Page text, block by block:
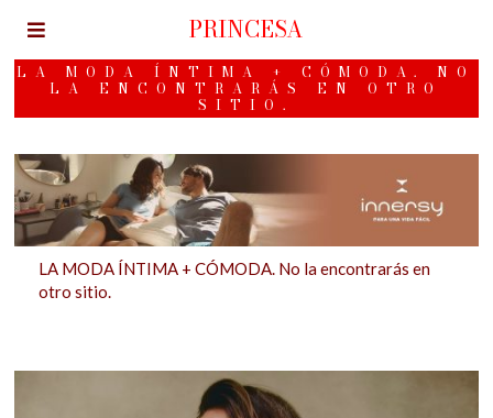
LA MODA ÍNTIMA + CÓMODA. NO
LA ENCONTRARÁS EN OTRO
SITIO.
LA MODA ÍNTIMA + CÓMODA. No la encontrarás en
otro sitio.
PRINCESA